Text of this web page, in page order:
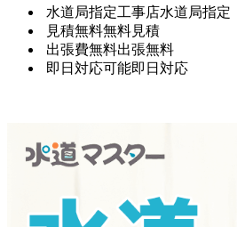
水道局指定工事店水道局指定
見積無料無料見積
出張費無料出張無料
即日対応可能即日対応